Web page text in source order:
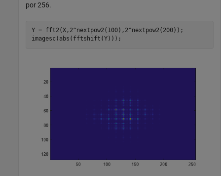
por 256.
Y = fft2(X,2^nextpow2(100),2^nextpow2(200));
imagesc(abs(fftshift(Y)));